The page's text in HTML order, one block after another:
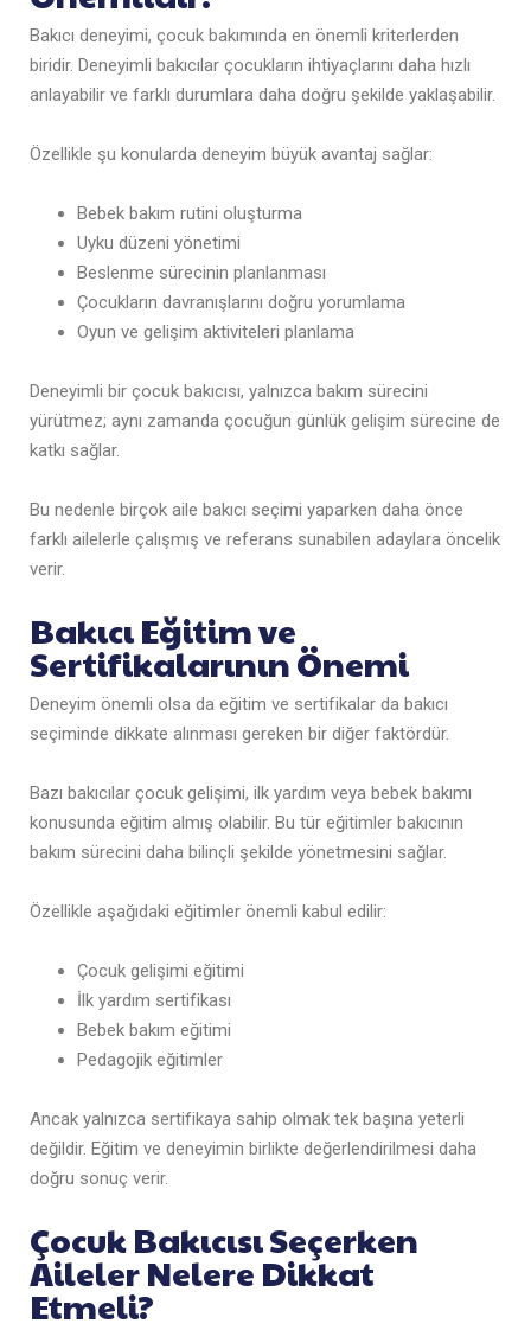
Bakıcı deneyimi, çocuk bakımında en önemli kriterlerden
biridir. Deneyimli bakıcılar çocukların ihtiyaçlarını daha hızlı
anlayabilir ve farklı durumlara daha doğru şekilde yaklaşabilir.
Özellikle şu konularda deneyim büyük avantaj sağlar:
Bebek bakım rutini oluşturma
Uyku düzeni yönetimi
Beslenme sürecinin planlanması
Çocukların davranışlarını doğru yorumlama
Oyun ve gelişim aktiviteleri planlama
Deneyimli bir çocuk bakıcısı, yalnızca bakım sürecini
yürütmez; aynı zamanda çocuğun günlük gelişim sürecine de
katkı sağlar.
Bu nedenle birçok aile bakıcı seçimi yaparken daha önce
farklı ailelerle çalışmış ve referans sunabilen adaylara öncelik
verir.
Bakıcı Eğitim ve
Sertifikalarının Önemi
Deneyim önemli olsa da eğitim ve sertifikalar da bakıcı
seçiminde dikkate alınması gereken bir diğer faktördür.
Bazı bakıcılar çocuk gelişimi, ilk yardım veya bebek bakımı
konusunda eğitim almış olabilir. Bu tür eğitimler bakıcının
bakım sürecini daha bilinçli şekilde yönetmesini sağlar.
Özellikle aşağıdaki eğitimler önemli kabul edilir:
Çocuk gelişimi eğitimi
İlk yardım sertifikası
Bebek bakım eğitimi
Pedagojik eğitimler
Ancak yalnızca sertifikaya sahip olmak tek başına yeterli
değildir. Eğitim ve deneyimin birlikte değerlendirilmesi daha
doğru sonuç verir.
Çocuk Bakıcısı Seçerken
Aileler Nelere Dikkat
Etmeli?